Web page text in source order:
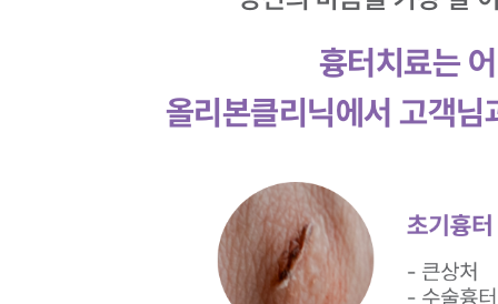
흉터치료는
올리본클리닉에서 고객님